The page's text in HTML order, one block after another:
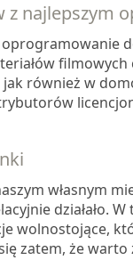
z najlepszym
filmowych
również w
własnym
działało.
wolnostojące,
zatem, że warto